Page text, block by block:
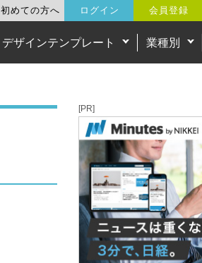
初めての方へ ログイン 会員登録
デザインテンプレート 業種別
[PR]